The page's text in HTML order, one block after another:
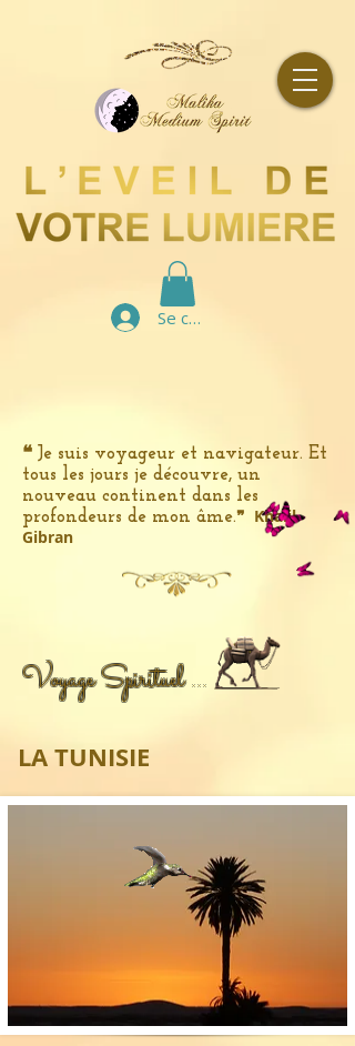
Se connecter
❝ Je suis voyageur et navigateur. Et
tous les jours je découvre, un
nouveau continent dans les
profondeurs de mon âme.❞ Khalil
Gibran
Voyage Spirituel ...
LA TUNISIE